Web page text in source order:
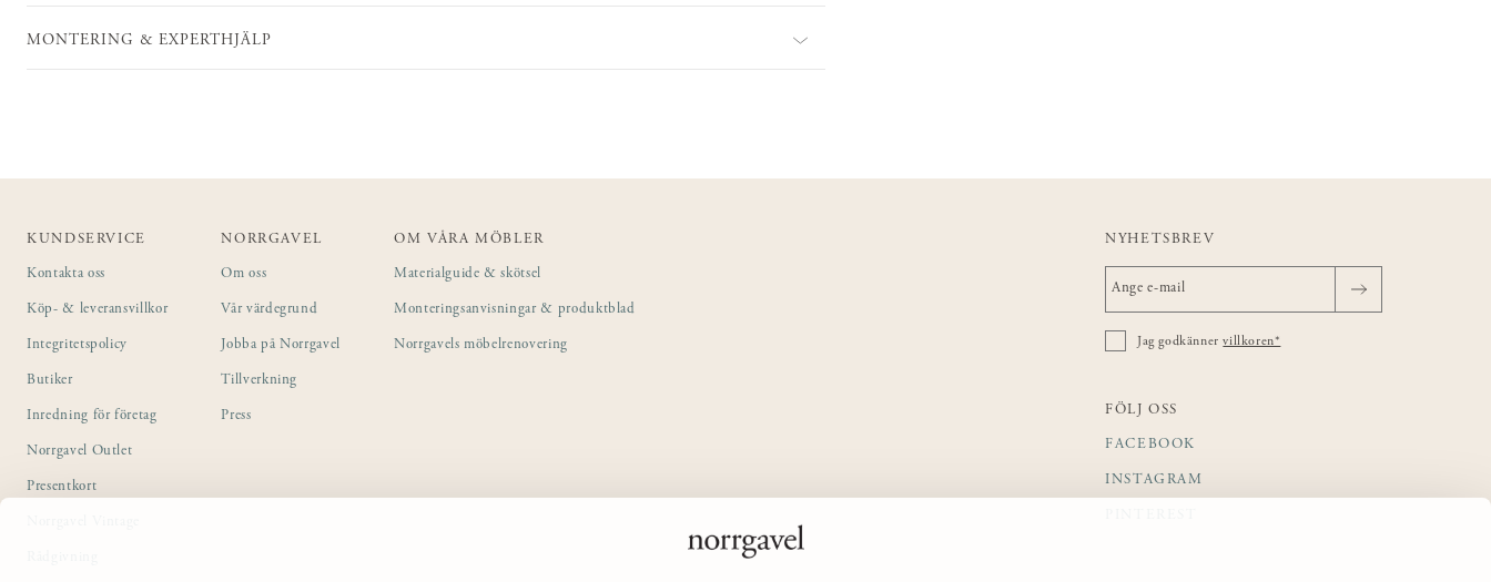
MONTERING & EXPERTHJÄLP
KUNDSERVICE
Kontakta oss
Köp- & leveransvillkor
Integritetspolicy
Butiker
Inredning för företag
Norrgavel Outlet
Presentkort
NORRGAVEL
Om oss
Vår värdegrund
Jobba på Norrgavel
Tillverkning
Press
OM VÅRA MÖBLER
Materialguide & skötsel
Monteringsanvisningar & produktblad
Norrgavels möbelrenovering
NYHETSBREV
Jag godkännervillkoren*
FÖLJ OSS
FACEBOOK
INSTAGRAM